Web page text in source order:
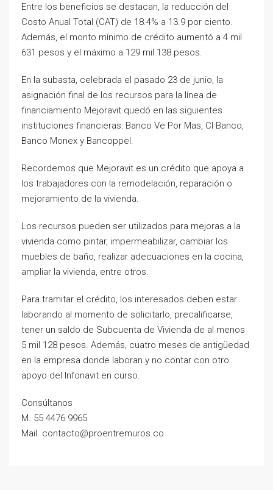
Entre los beneficios se destacan, la reducción del
Costo Anual Total (CAT) de 18.4% a 13.9 por ciento.
Además, el monto mínimo de crédito aumentó a 4 mil
631 pesos y el máximo a 129 mil 138 pesos.
En la subasta, celebrada el pasado 23 de junio, la
asignación final de los recursos para la línea de
financiamiento Mejoravit quedó en las siguientes
instituciones financieras: Banco Ve Por Mas, CI Banco,
Banco Monex y Bancoppel.
Recordemos que Mejoravit es un crédito que apoya a
los trabajadores con la remodelación, reparación o
mejoramiento de la vivienda.
Los recursos pueden ser utilizados para mejoras a la
vivienda como pintar, impermeabilizar, cambiar los
muebles de baño, realizar adecuaciones en la cocina,
ampliar la vivienda, entre otros.
Para tramitar el crédito, los interesados deben estar
laborando al momento de solicitarlo, precalificarse,
tener un saldo de Subcuenta de Vivienda de al menos
5 mil 128 pesos. Además, cuatro meses de antigüedad
en la empresa donde laboran y no contar con otro
apoyo del Infonavit en curso.
Consúltanos
M. 55 4476 9965
Mail. contacto@proentremuros.co